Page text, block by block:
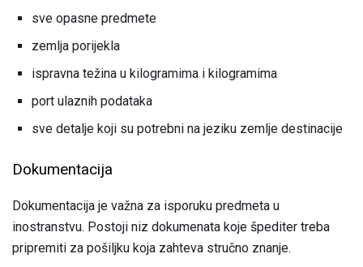
sve opasne predmete
zemlja porijekla
ispravna težina u kilogramima i kilogramima
port ulaznih podataka
sve detalje koji su potrebni na jeziku zemlje destinacije
Dokumentacija
Dokumentacija je važna za isporuku predmeta u
inostranstvu. Postoji niz dokumenata koje špediter treba
pripremiti za pošiljku koja zahteva stručno znanje.